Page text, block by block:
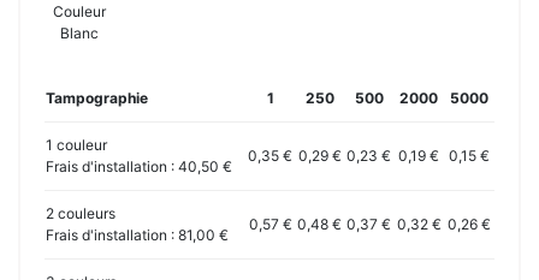
Couleur
Blanc
Tampographie 1 250 500 2000 5000
1 couleur
Frais d'installation : 40,50 €
0,35 € 0,29 € 0,23 € 0,19 € 0,15 €
2 couleurs
Frais d'installation : 81,00 €
0,57 € 0,48 € 0,37 € 0,32 € 0,26 €